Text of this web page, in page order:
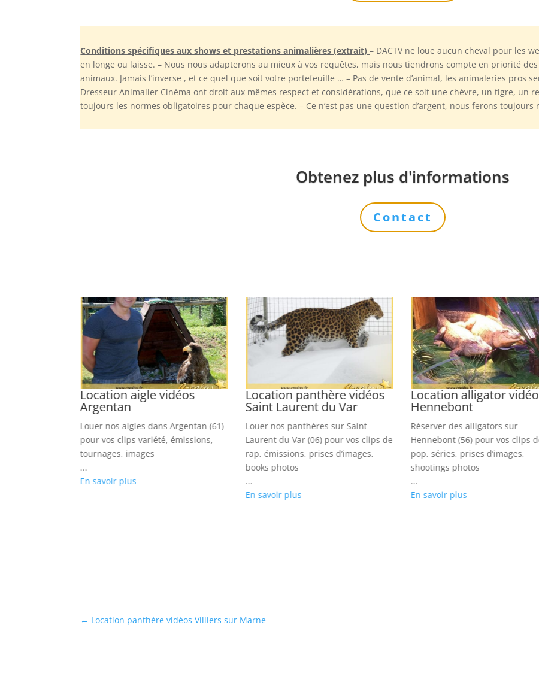
Conditions spécifiques aux shows et prestations animalières (extrait)– DACTV ne loue aucun cheval pour les
en longe ou laisse. – Nous nous adapterons au mieux à vos requêtes, mais nous tiendrons compte en priorité
animaux. Jamais l’inverse , et ce quel que soit votre portefeuille … – Pas de vente d’animal, les animaleries pros
Dresseur Animalier Cinéma ont droit aux mêmes respect et considérations, que ce soit une chèvre, un tigre, un
toujours les normes obligatoires pour chaque espèce. – Ce n’est pas une question d’argent, nous ferons
Obtenez plus d'informations
Contact
Location aigle vidéos
Argentan
Louer nos aigles dans Argentan (61)
pour vos clips variété, émissions,
tournages, images
...
En savoir plus
Location panthère vidéos
Saint Laurent du Var
Louer nos panthères sur Saint
Laurent du Var (06) pour vos clips de
rap, émissions, prises d’images,
books photos
...
En savoir plus
Location alligator
Hennebont
Réserver des alligators sur
Hennebont (56) pour vos clips
pop, séries, prises d’images,
shootings photos
...
En savoir plus
← Location panthère vidéos Villiers sur Marne